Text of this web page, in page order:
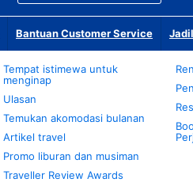
Bantuan Customer Service
Tempat istimewa untuk
menginap
Ulasan
Temukan akomodasi bulanan
Artikel travel
Promo liburan dan musiman
Traveller Review Awards